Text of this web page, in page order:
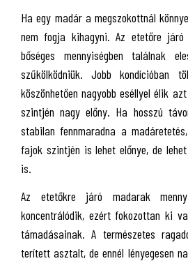
Ha egy madár a megszokottnál
nem fogja kihagyni. Az etetőre járó
bőséges mennyiségben találnak
szűkölködniük. Jobb kondícióban
köszönhetően nagyobb eséllyel élik
szintjén nagy előny. Ha hosszú
stabilan fennmaradna a
fajok szintjén is lehet előnye, de
is.
Az etetőkre járó madarak
koncentrálódik, ezért fokozottan ki
támadásainak. A természetes
terített asztalt, de ennél lényegesen